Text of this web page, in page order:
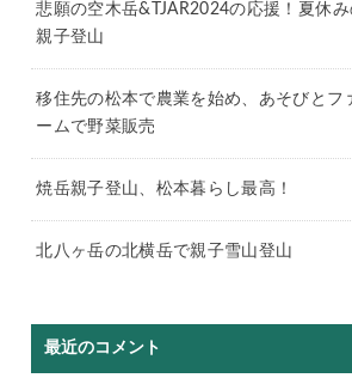
悲願の空木岳&TJAR2024の応援！夏休み
親子登山
移住先の松本で農業を始め、あそびとフ
ームで野菜販売
焼岳親子登山、松本暮らし最高！
北八ヶ岳の北横岳で親子雪山登山
最近のコメント